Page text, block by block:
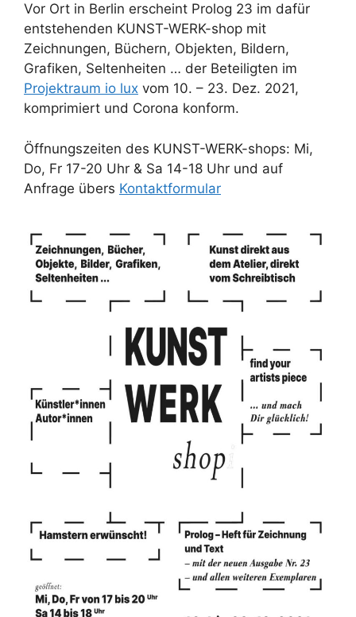
Vor Ort in Berlin erscheint Prolog 23 im dafür
entstehenden KUNST-WERK-shop mit
Zeichnungen, Büchern, Objekten, Bildern,
Grafiken, Seltenheiten … der Beteiligten im
Projektraum io lux vom 10. – 23. Dez. 2021,
komprimiert und Corona konform.
Öffnungszeiten des KUNST-WERK-shops: Mi,
Do, Fr 17-20 Uhr & Sa 14-18 Uhr und auf
Anfrage übers Kontaktformular